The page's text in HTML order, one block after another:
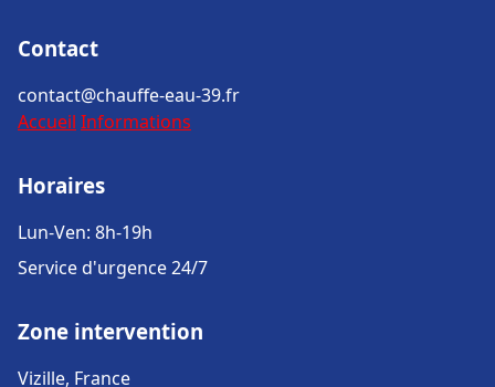
Contact
contact@chauffe-eau-39.fr
Accueil Informations
Horaires
Lun-Ven: 8h-19h
Service d'urgence 24/7
Zone intervention
Vizille, France